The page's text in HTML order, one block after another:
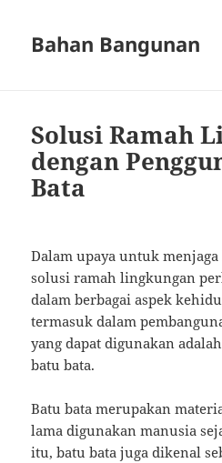
Bahan Bangunan
Solusi Ramah
dengan
Bata
Dalam upaya untuk
solusi ramah lingkungan
dalam berbagai aspek
termasuk dalam
yang dapat digunakan
batu bata.
Batu bata merupakan
lama digunakan manusia
itu, batu bata juga dikenal